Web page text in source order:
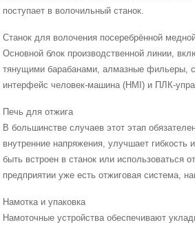
поступает в волочильный станок.
Станок для волочения посеребрённой
Основной блок производственной линии,
тянущими барабанами, алмазные фильеры,
интерфейс человек-машина (HMI) и ПЛК-
Печь для отжига
В большинстве случаев этот этап
внутренние напряжения, улучшает
быть встроен в станок или использоваться
предприятии уже есть отжиговая система,
Намотка и упаковка
Намоточные устройства обеспечивают